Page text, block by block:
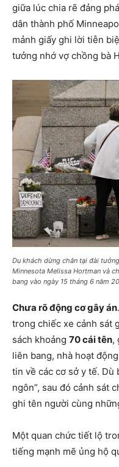
giữa lúc chia rẽ đảng
dân thành phố
mảnh giấy ghi lời tiễn
tưởng nhớ vợ chồng bà
Du khách dừng chân tại đài
Minnesota Melissa Hortman và
bang vào ngày 15 tháng 6 năm
Chưa rõ động cơ gây án
trong chiếc xe cảnh sát
sách khoảng 70 cái tên,
liên bang, nhà hoạt
tin về các cơ sở y tế. Dù
ngôn”, sau đó cảnh sát
ghi tên người cùng
Một quan chức tiết lộ
tiếng mạnh mẽ ủng hộ